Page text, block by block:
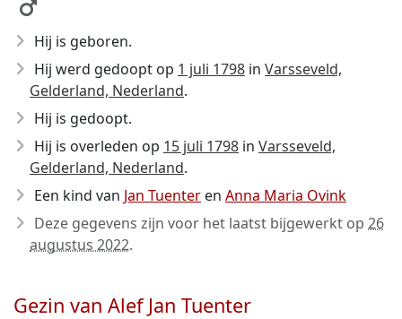
Hij is geboren.
Hij werd gedoopt op 1 juli 1798 in Varsseveld,
Gelderland, Nederland.
Hij is gedoopt.
Hij is overleden op 15 juli 1798 in Varsseveld,
Gelderland, Nederland.
Een kind van Jan Tuenter en Anna Maria Ovink
Deze gegevens zijn voor het laatst bijgewerkt op 26
augustus 2022.
Gezin van Alef Jan Tuenter